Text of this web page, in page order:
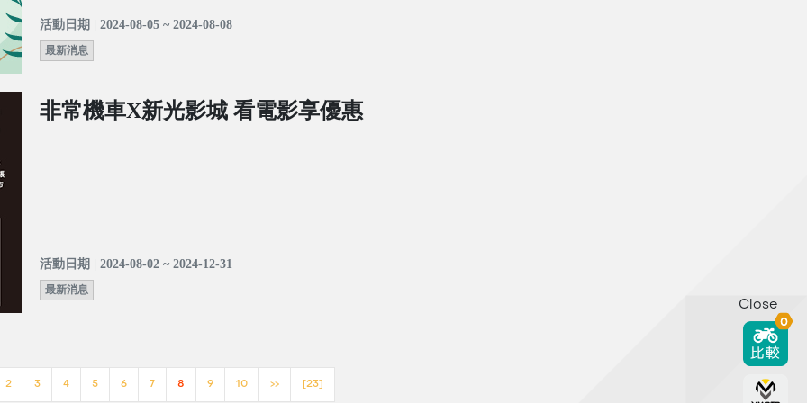
活動日期 | 2024-08-05 ~ 2024-08-08
最新消息
非常機車X新光影城 看電影享優惠
活動日期 | 2024-08-02 ~ 2024-12-31
最新消息
2 3 4 5 6 7 8 9 10 >> [23]
Close
0